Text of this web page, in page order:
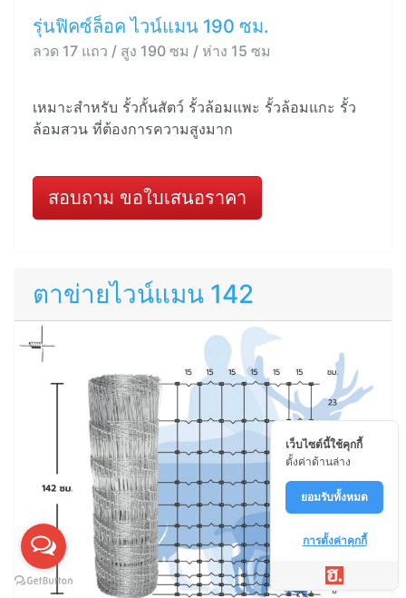
รุ่นฟิคซ์ล็อค ไวน์แมน 190 ซม.
ลวด 17 แถว / สูง 190 ซม / ห่าง 15 ซม
เหมาะสำหรับ รั้วกั้นสัตว์ รั้วล้อมแพะ รั้วล้อมแกะ รั้ว
ล้อมสวน ที่ต้องการความสูงมาก
สอบถาม ขอใบเสนอราคา
ตาข่ายไวน์แมน 142
เว็บไซต์นี้ใช้คุกกี้
ตั้งค่าด้านล่าง
ยอมรับทั้งหมด
การตั้งค่าคุกกี้